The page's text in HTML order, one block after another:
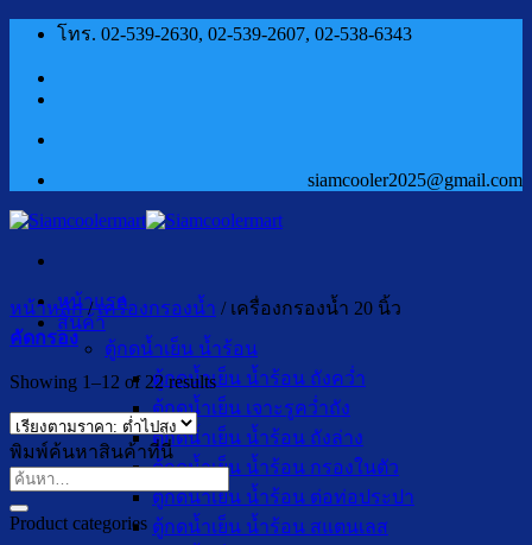
ข้าม
โทร. 02-539-2630, 02-539-2607, 02-538-6343
siamcooler2025@gmail.com
หน้าแรก
สินค้า
ตู้กดน้ำเย็น น้ำร้อน
ตู้กดน้ำเย็น น้ำร้อน ถังคว่ำ
ตู้กดน้ำเย็น เจาะรูคว่ำถัง
ตู้กดน้ำเย็น น้ำร้อน ถังล่าง
ตู้กดน้ำเย็น น้ำร้อน กรองในตัว
ตู้กดน้ำเย็น น้ำร้อน ต่อท่อประปา
ตู้กดน้ำเย็น น้ำร้อน สแตนเลส
หน้าหลัก / เครื่องกรองน้ำ /เครื่องกรองน้ำ 20 นิ้ว
คัดกรอง
Showing 1–12 of 22 resultsSorted
by
price:
low
to
high
พิมพ์ค้นหาสินค้าที่นี่
ค้นหา:
Product categories